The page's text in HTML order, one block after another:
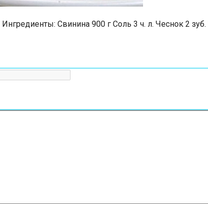
Ингредиенты: Свинина 900 г Соль 3 ч. л. Чеснок 2